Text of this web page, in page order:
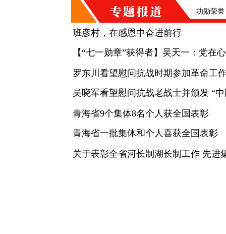
功勋荣誉
班彦村，在感恩中奋进前行
【“七一勋章”获得者】吴天一：党在
罗东川看望慰问抗战时期参加革命工
吴晓军看望慰问抗战老战士并颁发 “
青海省9个集体8名个人获全国表彰
青海省一批集体和个人喜获全国表彰
关于表彰全省河长制湖长制工作 先进